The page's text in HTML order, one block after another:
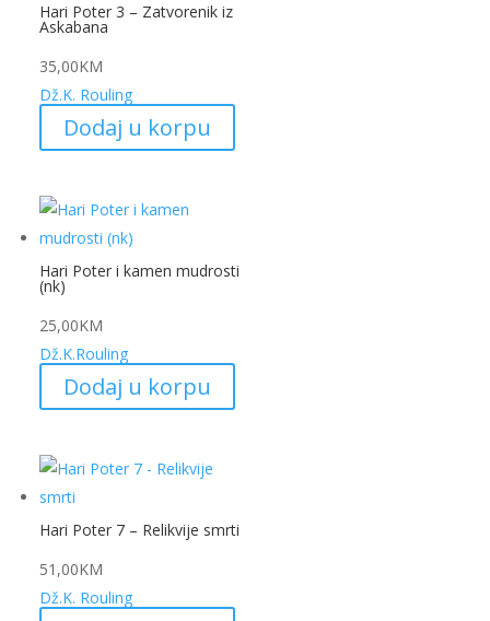
Hari Poter 3 – Zatvorenik iz
Askabana
35,00KM
Dž.K. Rouling
Dodaj u korpu
Hari Poter i kamen mudrosti
(nk)
25,00KM
Dž.K.Rouling
Dodaj u korpu
Hari Poter 7 – Relikvije smrti
51,00KM
Dž.K. Rouling